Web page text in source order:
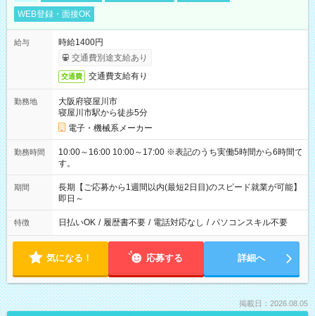
WEB登録・面接OK
給与
時給1400円
交通費別途支給あり
交通費 交通費支給有り
勤務地
大阪府寝屋川市
寝屋川市駅から徒歩5分
電子・機械系メーカー
勤務時間
10:00～16:00 10:00～17:00 ※表記のうち実働5時間から6時間で
す。
期間
長期【ご応募から1週間以内(最短2日目)のスピード就業が可能】
即日～
特徴 日払いOK / 履歴書不要 / 電話対応なし / パソコンスキル不要
気になる！ 応募する 詳細へ
掲載日：2026.08.05